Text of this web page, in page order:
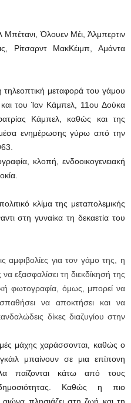
Μπέτανι, Όλουεν Μέι, Άλμπερτιν
Ρίτσαρντ ΜακΚέιμπ, Αμάντα
τηλεοπτική μεταφορά του γάμου
του Ίαν Κάμπελ, 11ου Δούκα
Κάμπελ, καθώς και της
ενημέρωσης γύρω από την
κλοπή, ενδοοικογενειακή
κλίμα της μεταπολεμικής
στη γυναίκα τη δεκαετία του
αμφιβολίες για τον γάμο της, η
εξασφαλίσει τη διεκδίκησή της
φωτογραφία, όμως, μπορεί να
να αποκτήσει και να
δίκες διαζυγίου στην
μάχης χαράσσονται, καθώς ο
μπαίνουν σε μια επίπονη
παίζονται κάτω από τους
Καθώς η πιο